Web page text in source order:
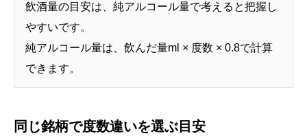
飲酒量の目安は、純アルコール量で考えると把握し
やすいです。
純アルコール量は、飲んだ量ml × 度数 × 0.8で計算
できます。
同じ銘柄で度数違いを選ぶ目安